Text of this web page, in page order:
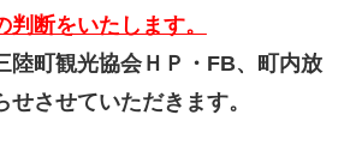
断をいたします。
陸町観光協会ＨＰ・FB、町内放
させていただきます。